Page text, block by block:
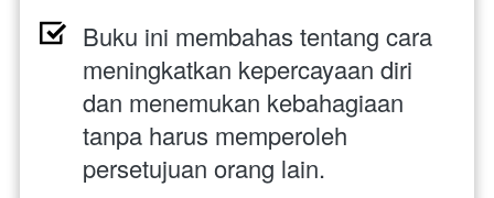
Buku ini membahas tentang cara
meningkatkan kepercayaan diri
dan menemukan kebahagiaan
tanpa harus memperoleh
persetujuan orang lain.